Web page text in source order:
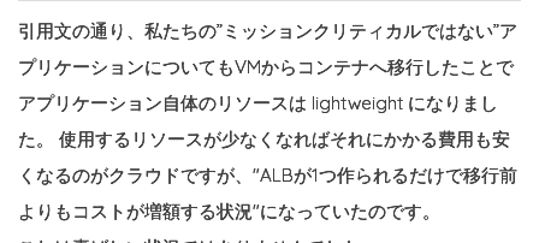
引用文の通り、私たちの”ミッションクリティカルではない”ア
プリケーションについてもVMからコンテナへ移行したことで
アプリケーション自体のリソースは lightweight になりまし
た。 使用するリソースが少なくなればそれにかかる費用も安
くなるのがクラウドですが、"ALBが1つ作られるだけで移行前
よりもコストが増額する状況"になっていたのです。